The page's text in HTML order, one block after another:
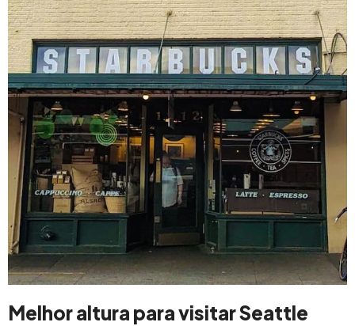
Melhor altura para visitar Seattle